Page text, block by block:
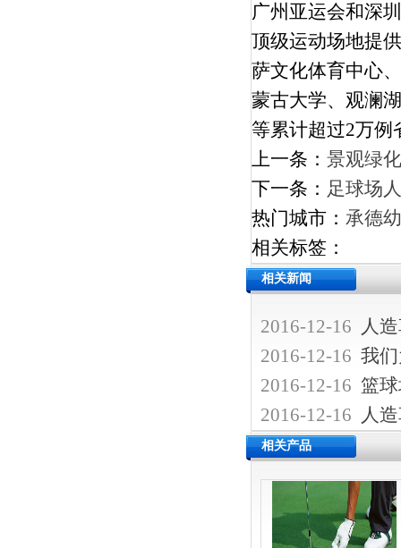
广州亚运会和深
顶级运动场地提
萨文化体育中心
蒙古大学、观澜
等累计超过2万例
上一条： 景观绿化
下一条： 足球场
热门城市： 承德
相关标签：
相关新闻
2016-12-16 人
2016-12-16 我
2016-12-16 篮
2016-12-16 人
相关产品